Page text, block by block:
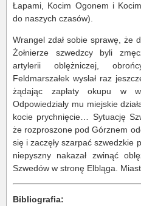
Łapami, Kocim Ogonem i
do naszych czasów).
Wrangel zdał sobie sprawę, że
Żołnierze szwedzcy byli
artylerii oblężniczej,
Feldmarszałek wysłał raz
żądając zapłaty okupu w
Odpowiedziały mu miejskie
kocie prychnięcie… Sytuację
że rozproszone pod Górznem
się i zaczęły szarpać szwedzkie
niepyszny nakazał zwinąć
Szwedów w stronę Elbląga.
Bibliografia: